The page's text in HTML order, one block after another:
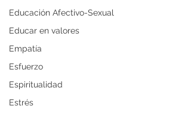
Educación Afectivo-Sexual
Educar en valores
Empatía
Esfuerzo
Espiritualidad
Estrés